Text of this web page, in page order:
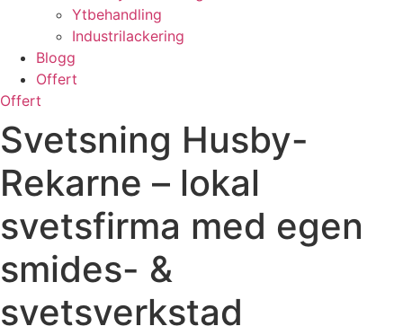
Ytbehandling
Industrilackering
Blogg
Offert
Offert
Svetsning Husby-
Rekarne – lokal
svetsfirma med egen
smides- &
svetsverkstad